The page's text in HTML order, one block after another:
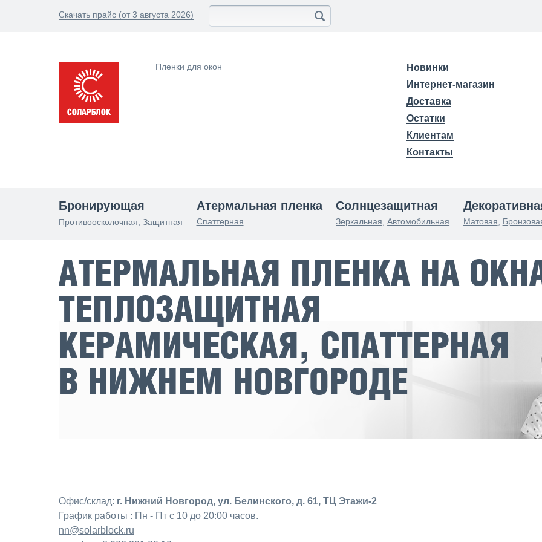
Скачать прайс (от 3 августа 2026)
Пленки для окон
Новинки
Интернет-магазин
Доставка
Остатки
Клиентам
Контакты
Бронирующая
Противоосколочная, Защитная
Атермальная пленка
Спаттерная
Солнцезащитная
Зеркальная ,Автомобильная Матовая
АТЕРМАЛЬНАЯ ПЛЕНКА НА
ТЕПЛОЗАЩИТНАЯ
КЕРАМИЧЕСКАЯ, СПАТТЕРНАЯ
В НИЖНЕМ НОВГОРОДЕ
Офис/склад: г. Нижний Новгород, ул. Белинского, д. 61, ТЦ Этажи-2
График работы : Пн - Пт с 10 до 20:00 часов.
nn@solarblock.ru